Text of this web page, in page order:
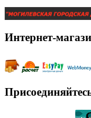
Интернет-